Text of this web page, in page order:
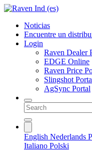
Noticias
Encuentre un
Login
Raven Dealer
EDGE Online
Raven Price
Slingshot
AgSync Portal
English Nederlands
Italiano Polski